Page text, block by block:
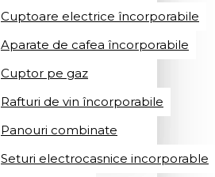
Cuptoare electrice încorporabile
Aparate de cafea încorporabile
Cuptor pe gaz
Rafturi de vin încorporabile
Panouri combinate
Seturi electrocasnice incorporable